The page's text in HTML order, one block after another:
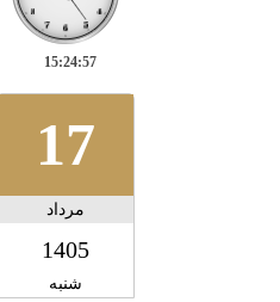
15:24:57
17
مرداد
1405
شنبه